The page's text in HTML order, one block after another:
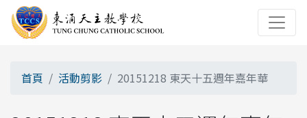
首頁 活動剪影 20151218 東天十五週年嘉年華